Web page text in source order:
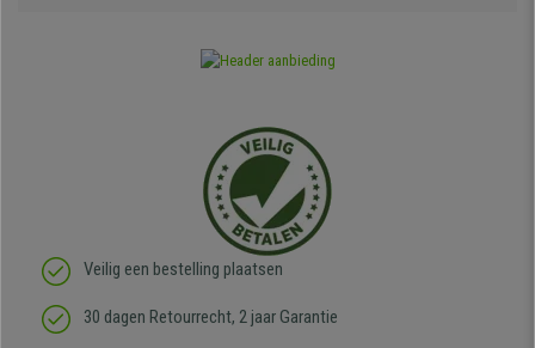
Veilig een bestelling plaatsen
30 dagen Retourrecht, 2 jaar Garantie